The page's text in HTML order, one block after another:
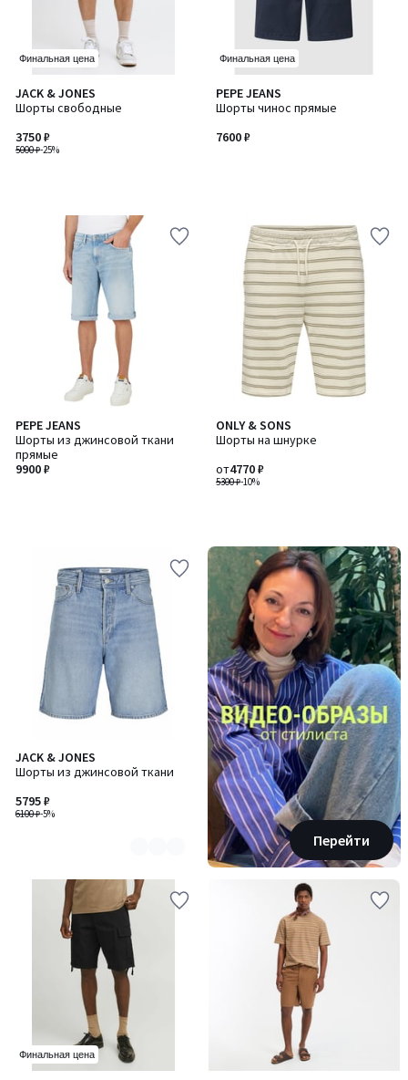
Финальная цена
JACK & JONES
Шорты свободные
5000 ₽-25%
3750 ₽
Финальная цена
PEPE JEANS
Шорты чинос прямые
7600 ₽
PEPE JEANS
Шорты из джинсовой ткани
прямые
9900 ₽
ONLY & SONS
Шорты на шнурке
5300 ₽-10%
от4770 ₽
JACK & JONES
Шорты из джинсовой ткани
6100 ₽-5%
5795 ₽
Количество
цветов:
2
Перейти
-
Финальная цена